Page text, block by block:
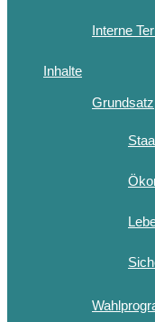
Interne
Inhalte